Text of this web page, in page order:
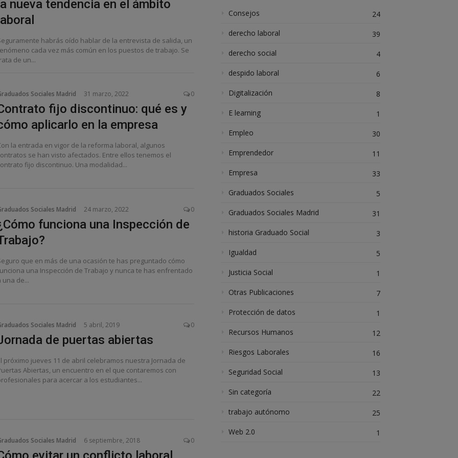
nueva tendencia en el ámbito
habrás oído hablar de la entrevista de salida, un
cada vez más común en los puestos de trabajo. Se
de un...
Sociales Madrid 31 marzo, 2022 0
fijo discontinuo: qué es y
aplicarlo en la empresa
la entrada en vigor de la reforma laboral, algunos
se han visto afectados. Entre ellos tenemos el
fijo discontinuo. Una modalidad...
Sociales Madrid 24 marzo, 2022 0
funciona una Inspección de
que en más de una ocasión te has preguntado cómo
una Inspección de Trabajo y nunca te has enfrentado
una de...
Sociales Madrid 5 abril, 2019 0
de puertas abiertas
próximo jueves 11 de abril celebramos nuestra Jornada de
Abiertas, un encuentro en el que contaremos con
para acercar a los estudiantes...
Sociales Madrid 6 septiembre, 2018 0
Consejos
24
derecho laboral
39
derecho social
4
despido laboral
6
Digitalización
8
E learning
1
Empleo
30
Emprendedor
11
Empresa
33
Graduados Sociales
5
Graduados Sociales Madrid
31
historia Graduado Social
3
Igualdad
5
Justicia Social
1
Otras Publicaciones
7
Protección de datos
1
Recursos Humanos
12
Riesgos Laborales
16
Seguridad Social
13
Sin categoría
22
trabajo autónomo
25
Web 2.0
1